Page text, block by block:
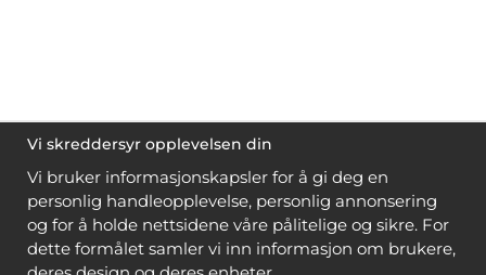
Vi skreddersyr opplevelsen din
Vi bruker informasjonskapsler for å gi deg en
personlig handleopplevelse, personlig annonsering
og for å holde nettsidene våre pålitelige og sikre. For
dette formålet samler vi inn informasjon om brukere,